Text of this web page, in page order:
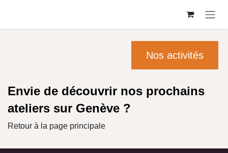
Nos activités
Envie de découvrir nos prochains
ateliers sur Genève ?
Retour à la page principale